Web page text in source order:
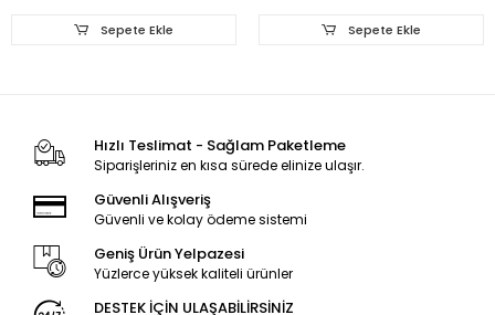
Sepete Ekle Sepete Ekle
Hızlı Teslimat - Sağlam Paketleme
Siparişleriniz en kısa sürede elinize ulaşır.
Güvenli Alışveriş
Güvenli ve kolay ödeme sistemi
Geniş Ürün Yelpazesi
Yüzlerce yüksek kaliteli ürünler
DESTEK İÇİN ULAŞABİLİRSİNİZ